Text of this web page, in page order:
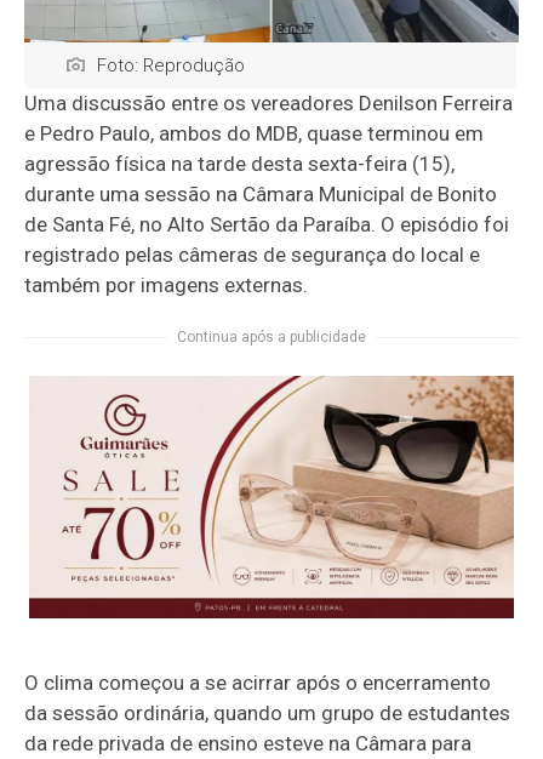
Foto: Reprodução
Uma discussão entre os vereadores Denilson Ferreira
e Pedro Paulo, ambos do MDB, quase terminou em
agressão física na tarde desta sexta-feira (15),
durante uma sessão na Câmara Municipal de Bonito
de Santa Fé, no Alto Sertão da Paraíba. O episódio foi
registrado pelas câmeras de segurança do local e
também por imagens externas.
Continua após a publicidade
O clima começou a se acirrar após o encerramento
da sessão ordinária, quando um grupo de estudantes
da rede privada de ensino esteve na Câmara para